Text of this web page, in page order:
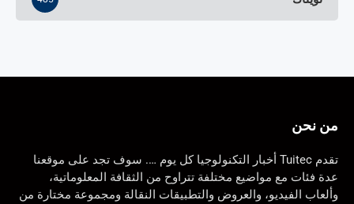
من نحن
تقدم Tuitec أخبار التكنولوجيا كل يوم …. سوف تجد على موقعنا
عدة فئات مع مواضيع مختلفة تتراوح من الثقافة المعلوماتية،
وألعاب الفيديو، والعروض والتطبيقات النقالة ومجموعة مختارة من